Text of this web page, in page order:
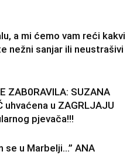
a mi ćemo vam reći kakvi
nežni sanjar ili neustrašivi
ZAB0RAVlLA: SUZANA
uhvaćena u ZAGRLJAJU
pjevača!!!
se u Marbelji…” ANA